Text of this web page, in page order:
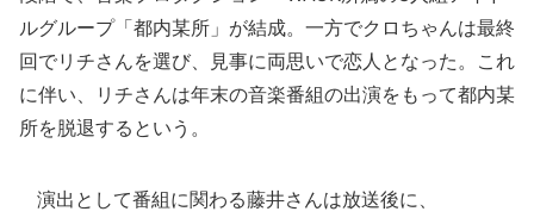
ルグループ「都内某所」が結成。一方でクロちゃんは最終
回でリチさんを選び、見事に両思いで恋人となった。これ
に伴い、リチさんは年末の音楽番組の出演をもって都内某
所を脱退するという。
演出として番組に関わる藤井さんは放送後に、